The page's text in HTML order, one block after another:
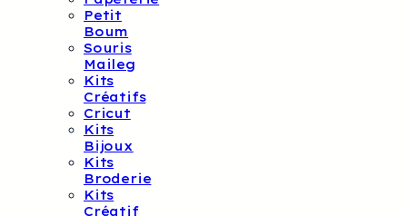
Petit
Boum
Souris
Maileg
Kits
Créatifs
Cricut
Kits
Bijoux
Kits
Broderie
Kits
Créatif